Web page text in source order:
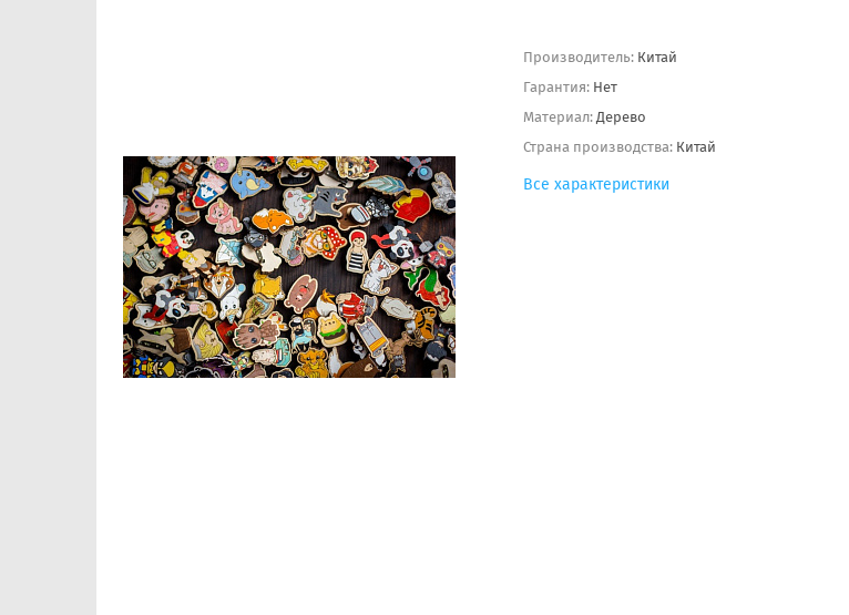
Производитель: Китай
Гарантия: Нет
Материал: Дерево
Страна производства: Китай
Все характеристики